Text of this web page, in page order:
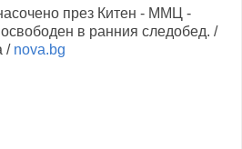
през Китен - ММЦ -
в ранния следобед. /
/nova.bg